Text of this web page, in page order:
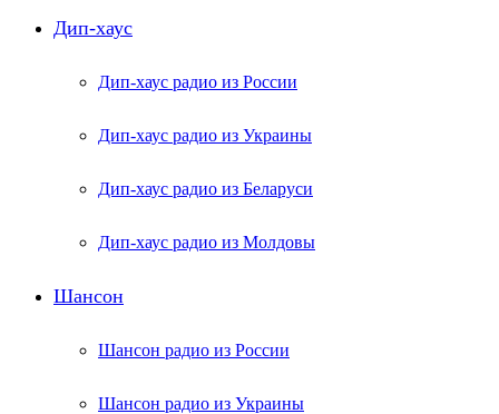
Дип-хаус
Дип-хаус радио из России
Дип-хаус радио из Украины
Дип-хаус радио из Беларуси
Дип-хаус радио из Молдовы
Шансон
Шансон радио из России
Шансон радио из Украины